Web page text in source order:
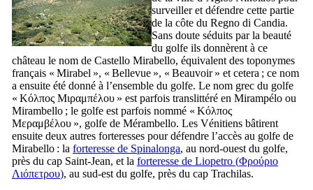
surveiller et défendre cette partie
de la côte du Regno di Candia.
Sans doute séduits par la beauté
du golfe ils donnèrent à ce
château le nom de Castello Mirabello, équivalent des toponymes
français « Mirabel », « Bellevue », « Beauvoir » et cetera ; ce nom
a ensuite été donné à l’ensemble du golfe. Le nom grec du golfe
« Κόλπος Μιραμπέλου » est parfois translittéré en Mirampélo ou
Mirambello ; le golfe est parfois nommé « Κόλπος
Μεραμβέλου », golfe de Mérambello. Les Vénitiens bâtirent
ensuite deux autres forteresses pour défendre l’accès au golfe de
Mirabello : la forteresse de Spinalonga, au nord-ouest du golfe,
près du cap Saint-Jean, et la forteresse de Liopetro (Φρούριο
Λιόπετρου), au sud-est du golfe, près du cap Trachilas.